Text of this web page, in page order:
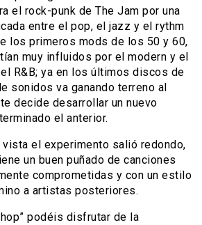
el rock-punk de The Jam por una
entre el pop, el jazz y el rythm
los primeros mods de los 50 y 60,
muy influidos por el modern y el
R&B; ya en los últimos discos de
sonidos va ganando terreno al
decide desarrollar un nuevo
el anterior.
vista el experimento salió redondo,
un buen puñado de canciones
comprometidas y con un estilo
a artistas posteriores.
podéis disfrutar de la